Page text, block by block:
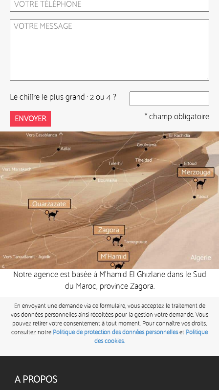
Le chiffre le plus grand : 2 ou 4 ?
* champ obligatoire
Notre agence est basée à M’hamid El Ghizlane dans le Sud
du Maroc, province Zagora.
En envoyant une demande via ce formulaire, vous acceptez le traitement de
vos données personnelles ainsi récoltées pour la gestion votre demande. Vous
pouvez retirer votre consentement à tout moment. Pour connaître vos droits,
consultez notre Politique de protection des données personnelles et Politique
des cookies.
A PROPOS